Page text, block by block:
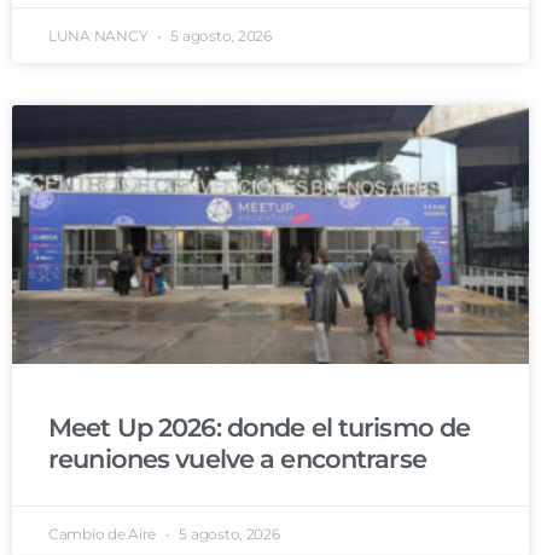
LUNA NANCY 5 agosto, 2026
Meet Up 2026: donde el turismo de
reuniones vuelve a encontrarse
Cambio de Aire 5 agosto, 2026